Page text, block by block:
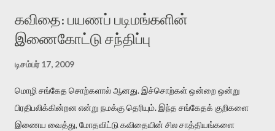
கவிதை: பயணப் படிமங்களின்
இணைகோட்டு சந்திப்பு
டிசம்பர் 17, 2009
மொழி சங்கேத சொற்களால் ஆனது. இச்சொற்கள் ஒன்றை ஒன்று
பிரதிபலிக்கின்றன என்று நமக்கு தெரியும். இந்த சங்கேதக் குறிகளை
இணைய வைத்து, மோதவிட்டு கவிதையின் சில சாத்தியங்களை